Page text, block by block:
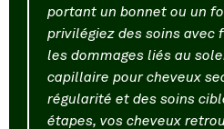
portant un bonnet ou un
privilégiez des soins avec
les dommages liés au
capillaire pour cheveux
régularité et des soins
étapes, vos cheveux